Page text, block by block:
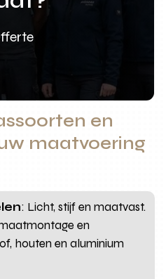
en
maatvoering
: Licht, stijf en maatvast.
en
houten en aluminium